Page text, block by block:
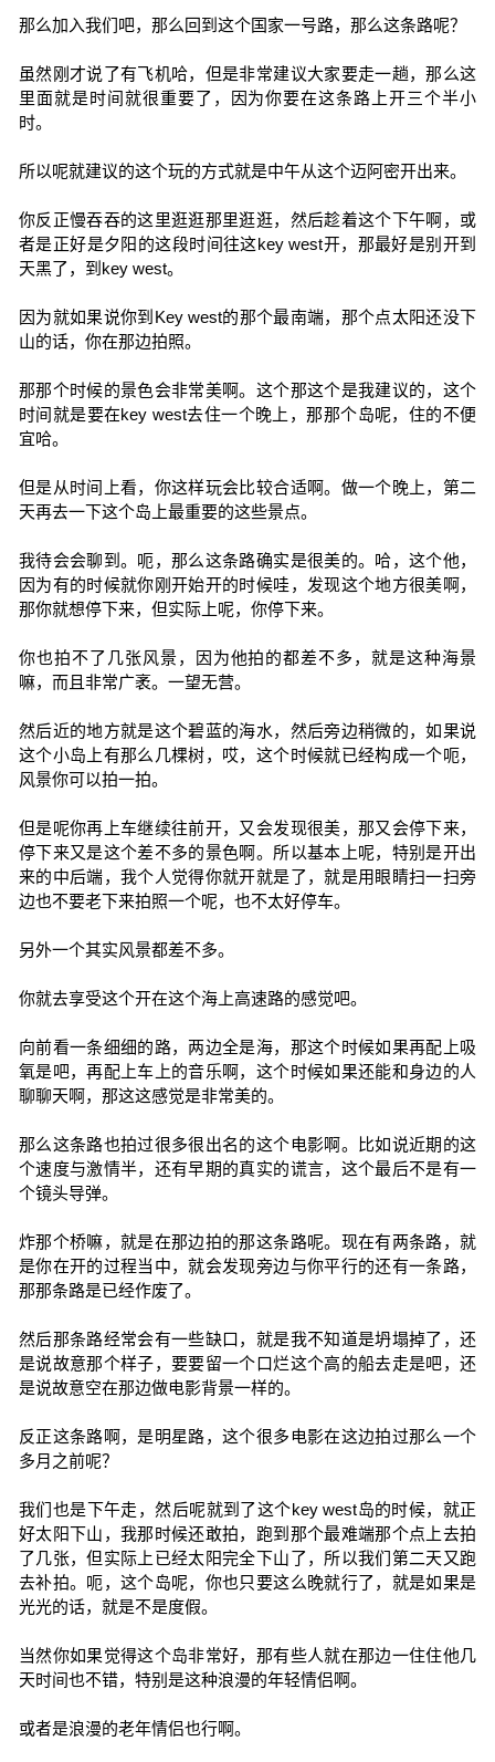
那么加入我们吧，那么回到这个国家一号路，那么这条路呢？
虽然刚才说了有飞机哈，但是非常建议大家要走一趟，那么这
里面就是时间就很重要了，因为你要在这条路上开三个半小
时。
所以呢就建议的这个玩的方式就是中午从这个迈阿密开出来。
你反正慢吞吞的这里逛逛那里逛逛，然后趁着这个下午啊，或
者是正好是夕阳的这段时间往这key west开，那最好是别开到
天黑了，到key west。
因为就如果说你到Key west的那个最南端，那个点太阳还没下
山的话，你在那边拍照。
那那个时候的景色会非常美啊。这个那这个是我建议的，这个
时间就是要在key west去住一个晚上，那那个岛呢，住的不便
宜哈。
但是从时间上看，你这样玩会比较合适啊。做一个晚上，第二
天再去一下这个岛上最重要的这些景点。
我待会会聊到。呃，那么这条路确实是很美的。哈，这个他，
因为有的时候就你刚开始开的时候哇，发现这个地方很美啊，
那你就想停下来，但实际上呢，你停下来。
你也拍不了几张风景，因为他拍的都差不多，就是这种海景
嘛，而且非常广袤。一望无营。
然后近的地方就是这个碧蓝的海水，然后旁边稍微的，如果说
这个小岛上有那么几棵树，哎，这个时候就已经构成一个呃，
风景你可以拍一拍。
但是呢你再上车继续往前开，又会发现很美，那又会停下来，
停下来又是这个差不多的景色啊。所以基本上呢，特别是开出
来的中后端，我个人觉得你就开就是了，就是用眼睛扫一扫旁
边也不要老下来拍照一个呢，也不太好停车。
另外一个其实风景都差不多。
你就去享受这个开在这个海上高速路的感觉吧。
向前看一条细细的路，两边全是海，那这个时候如果再配上吸
氧是吧，再配上车上的音乐啊，这个时候如果还能和身边的人
聊聊天啊，那这这感觉是非常美的。
那么这条路也拍过很多很出名的这个电影啊。比如说近期的这
个速度与激情半，还有早期的真实的谎言，这个最后不是有一
个镜头导弹。
炸那个桥嘛，就是在那边拍的那这条路呢。现在有两条路，就
是你在开的过程当中，就会发现旁边与你平行的还有一条路，
那那条路是已经作废了。
然后那条路经常会有一些缺口，就是我不知道是坍塌掉了，还
是说故意那个样子，要要留一个口烂这个高的船去走是吧，还
是说故意空在那边做电影背景一样的。
反正这条路啊，是明星路，这个很多电影在这边拍过那么一个
多月之前呢？
我们也是下午走，然后呢就到了这个key west岛的时候，就正
好太阳下山，我那时候还敢拍，跑到那个最难端那个点上去拍
了几张，但实际上已经太阳完全下山了，所以我们第二天又跑
去补拍。呃，这个岛呢，你也只要这么晚就行了，就是如果是
光光的话，就是不是度假。
当然你如果觉得这个岛非常好，那有些人就在那边一住住他几
天时间也不错，特别是这种浪漫的年轻情侣啊。
或者是浪漫的老年情侣也行啊。